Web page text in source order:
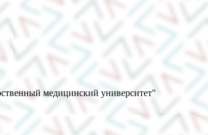
медицинский университет"